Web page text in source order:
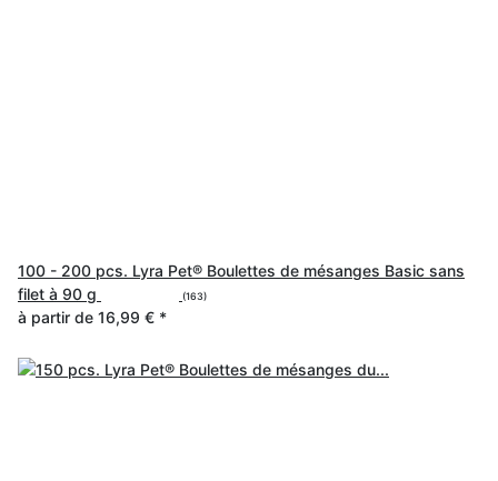
100 - 200 pcs. Lyra Pet® Boulettes de mésanges Basic sans
filet à 90 g
(163)
à partir de 16,99 € *